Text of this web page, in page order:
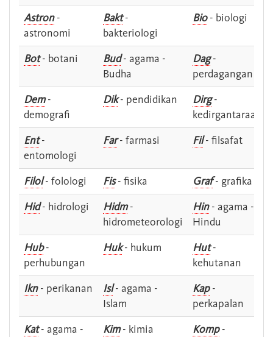
Astron-
astronomi
Bakt-
bakteriologi
Bio- biologi
Bot- botani Bud- agama -
Budha
Dag-
perdagangan
Dem-
demografi
Dik- pendidikan Dirg-
kedirgantaraan
Ent-
entomologi
Far- farmasi Fil- filsafat
Filol- folologi Fis- fisika Graf- grafika
Hid- hidrologi Hidm-
hidrometeorologi
Hin- agama -
Hindu
Hub-
perhubungan
Huk- hukum Hut-
kehutanan
Ikn- perikanan Isl- agama -
Islam
Kap-
perkapalan
Kat- agama -
Kim- kimia Komp-